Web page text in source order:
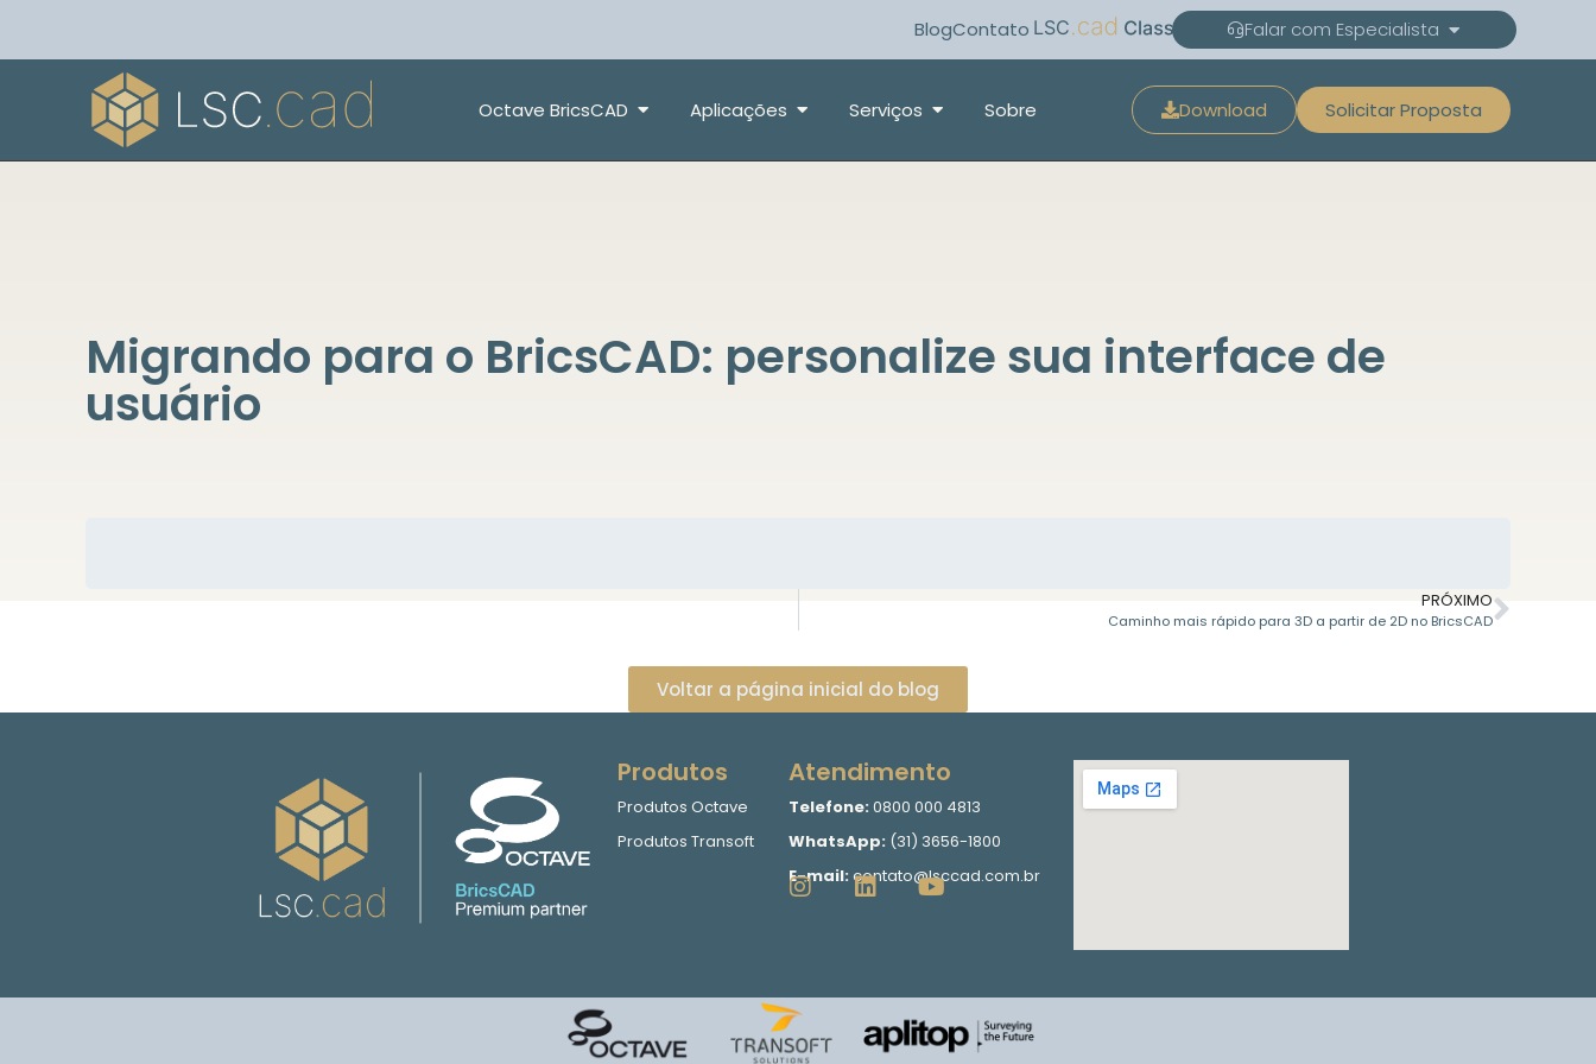
BlogContato LSC Falar com Especialista
Octave BricsCAD Aplicações Serviços Sobre Download Solicitar Proposta
Migrando para o BricsCAD: personalize sua interface de
usuário
PRÓXIMO
Caminho mais rápido para 3D a partir de 2D no BricsCAD
Voltar a página inicial do blog
Produtos
Produtos Octave
Produtos Transoft
Atendimento
Telefone: 0800 000 4813
WhatsApp: (31) 3656-1800
E-mail: contato@lsccad.com.br